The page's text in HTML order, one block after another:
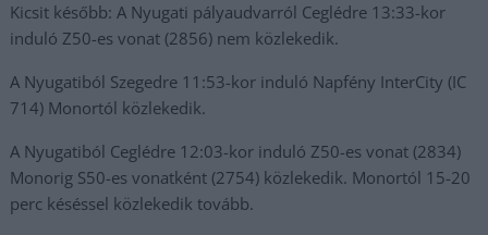
Kicsit később: A Nyugati pályaudvarról Ceglédre 13:33-kor
induló Z50-es vonat (2856) nem közlekedik.
A Nyugatiból Szegedre 11:53-kor induló Napfény InterCity (IC
714) Monortól közlekedik.
A Nyugatiból Ceglédre 12:03-kor induló Z50-es vonat (2834)
Monorig S50-es vonatként (2754) közlekedik. Monortól 15-20
perc késéssel közlekedik tovább.